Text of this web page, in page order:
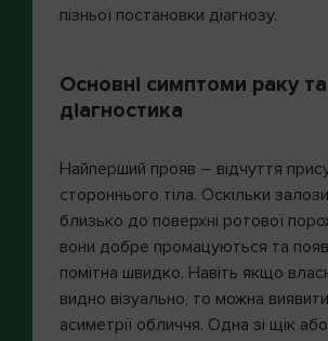
пізньої постановки діагнозу.
Основні симптоми раку
діагностика
Найперший прояв – відчуття
стороннього тіла. Оскільки
близько до поверхні ротової
вони добре промацуються та
помітна швидко. Навіть якщо
видно візуально, то можна
асиметрії обличчя. Одна зі щік